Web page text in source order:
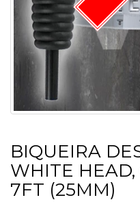
BIQUEIRA
WHITE HEAD,
7FT (25MM)